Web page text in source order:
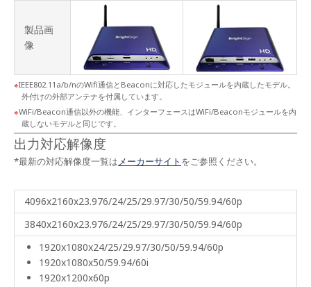
製品画
像
IEEE802.11a/b/nのWifi通信とBeaconに対応したモジュールを内蔵したモデル。
外付けの外部アンテナを付属しています。
WiFi/Beacon通信以外の機能、インターフェースはWiFi/Beaconモジュールを内
蔵しないモデルと同じです。
出力対応解像度
*最新の対応解像度一覧はメーカーサイト をご参照ください。
4096x2160x23.976/24/25/29.97/30/50/59.94/60p
3840x2160x23.976/24/25/29.97/30/50/59.94/60p
1920x1080x24/25/29.97/30/50/59.94/60p
1920x1080x50/59.94/60i
1920x1200x60p